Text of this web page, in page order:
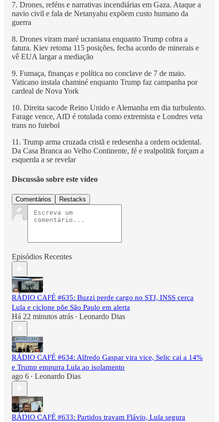
7. Drones, reféns e narrativas incendiárias em Gaza. Ataque a
navio civil e fala de Netanyahu expõem custo humano da
guerra
8. Drones viram maré ucraniana enquanto Trump cobra a
fatura. Kiev retoma 115 posições, fecha acordo de minerais e
vê EUA largar a mediação
9. Fumaça, finanças e política no conclave de 7 de maio.
Vaticano instala chaminé enquanto Trump faz campanha por
cardeal de Nova York
10. Direita sacode Reino Unido e Alemanha em dia turbulento.
Farage vence, AfD é rotulada como extremista e Londres veta
trans no futebol
11. Trump arma cruzada cristã e redesenha a ordem ocidental.
Da Casa Branca ao Velho Continente, fé e realpolitik forçam a
esquerda a se revelar
Discussão sobre este vídeo
Comentários Restacks
Episódios Recentes
RÁDIO CAFÉ #635: Buzzi perde cargo no STJ, INSS cerca
Lula e ciclone põe São Paulo em alerta
Há 22 minutos atrás • Leonardo Dias
RÁDIO CAFÉ #634: Alfredo Gaspar vira vice, Selic cai a 14%
e Trump empurra Lula ao isolamento
ago 6 • Leonardo Dias
RÁDIO CAFÉ #633: Partidos travam Flávio, Lula segura